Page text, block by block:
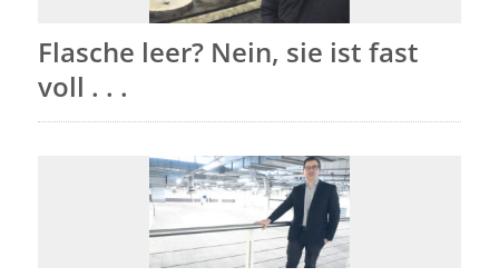
Flasche leer? Nein, sie ist fast
voll . . .